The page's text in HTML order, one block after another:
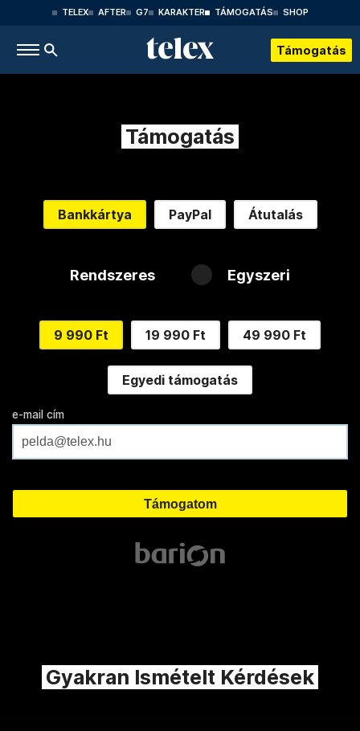
TELEX AFTER G7 KARAKTER TÁMOGATÁS SHOP
Támogatás
Támogatás
Bankkártya PayPal Átutalás
Rendszeres Egyszeri
9 990 Ft 19 990 Ft 49 990 Ft
Egyedi támogatás
e-mail cím
Gyakran Ismételt Kérdések